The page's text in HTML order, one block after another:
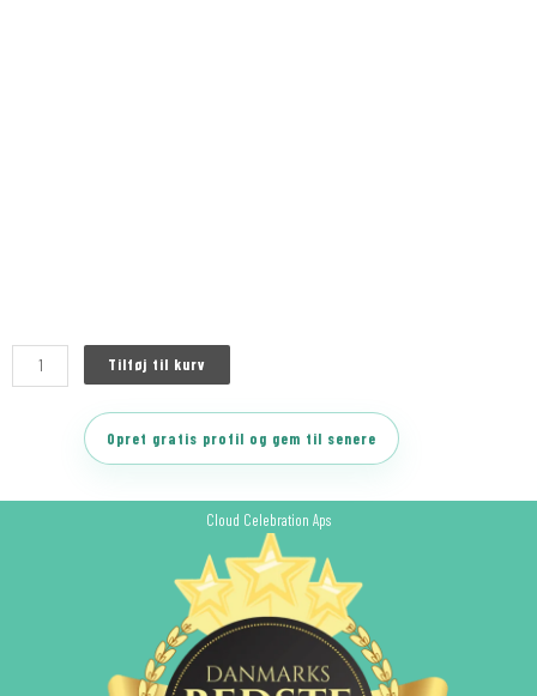
Tilføj til kurv
Opret gratis profil og gem til senere
Cloud Celebration Aps